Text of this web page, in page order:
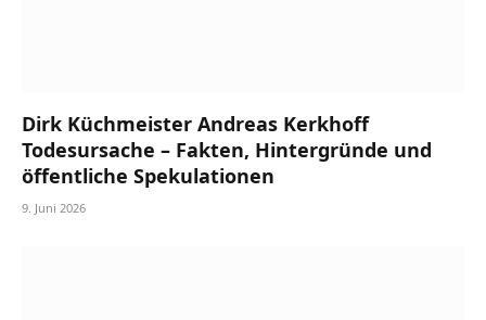
Dirk Küchmeister Andreas Kerkhoff
Todesursache – Fakten, Hintergründe und
öffentliche Spekulationen
9. Juni 2026